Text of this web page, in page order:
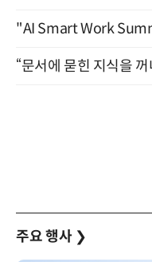
"AI Smart Work
주요 행사 ❯